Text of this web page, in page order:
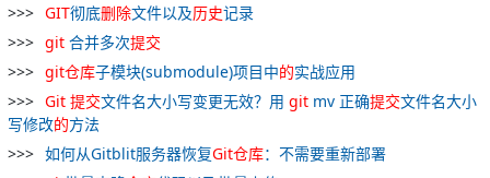
GIT彻底删除文件以及历史记录
git 合并多次提交
git仓库子模块(submodule)项目中的实战应用
Git 提交文件名大小写变更无效？用 git mv 正确提交文件名大小
写修改的方法
如何从Gitblit服务器恢复Git仓库：不需要重新部署